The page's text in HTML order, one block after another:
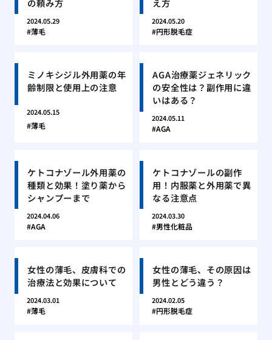
の頼み方
2024.05.29
薄毛
え方
2024.05.20
円形脱毛症
ミノキシジル外用薬の年
齢制限と使用上の注意
2024.05.15
薄毛
AGA治療薬ジェネリック
の安全性は？副作用に違
いはある？
2024.05.11
AGA
ケトコナゾール外用薬の
種類と効果！塗り薬から
シャンプーまで
2024.04.06
AGA
ケトコナゾールの副作
用！内服薬と外用薬で異
なる注意点
2024.03.30
男性化粧品
女性の薄毛、皮膚科での
治療法と効果について
2024.03.01
薄毛
女性の薄毛、その原因は
男性とどう違う？
2024.02.05
円形脱毛症